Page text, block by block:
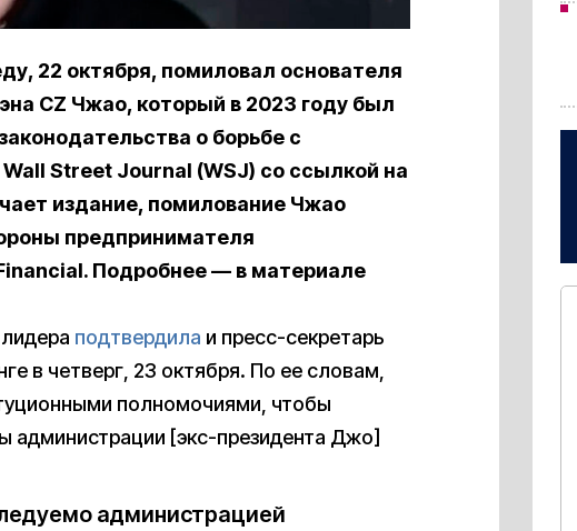
22 октября, помиловал основателя
CZ Чжао, который в 2023 году был
о борьбе с
Wall Street Journal (WSJ) со ссылкой на
издание, помилование Чжао
предпринимателя
Подробнее — в материале
подтвердила и пресс-секретарь
в четверг, 23 октября. По ее словам,
полномочиями, чтобы
администрации [экс-президента Джо]
администрацией